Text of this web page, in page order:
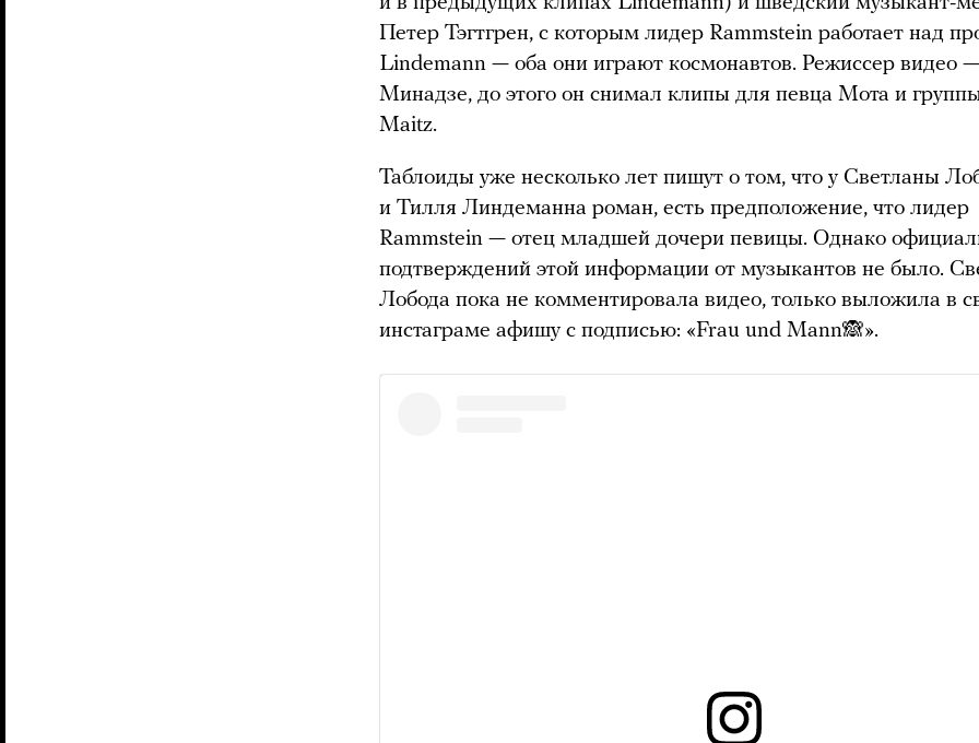
Петер Тэгтгрен, с которым лидер Rammstein работает над
Lindemann — оба они играют космонавтов. Режиссер видео
Минадзе, до этого он снимал клипы для певца Мота и
Maitz.
Таблоиды уже несколько лет пишут о том, что у Светланы
и Тилля Линдеманна роман, есть предположение, что лидер
Rammstein — отец младшей дочери певицы. Однако
подтверждений этой информации от музыкантов не было.
Лобода пока не комментировала видео, только выложила в
инстаграме афишу с подписью: «Frau und Mann🙈».